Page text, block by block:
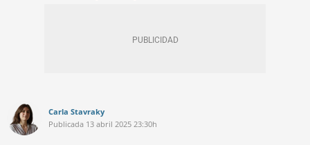
Carla Stavraky
Publicada 13 abril 2025 23:30h